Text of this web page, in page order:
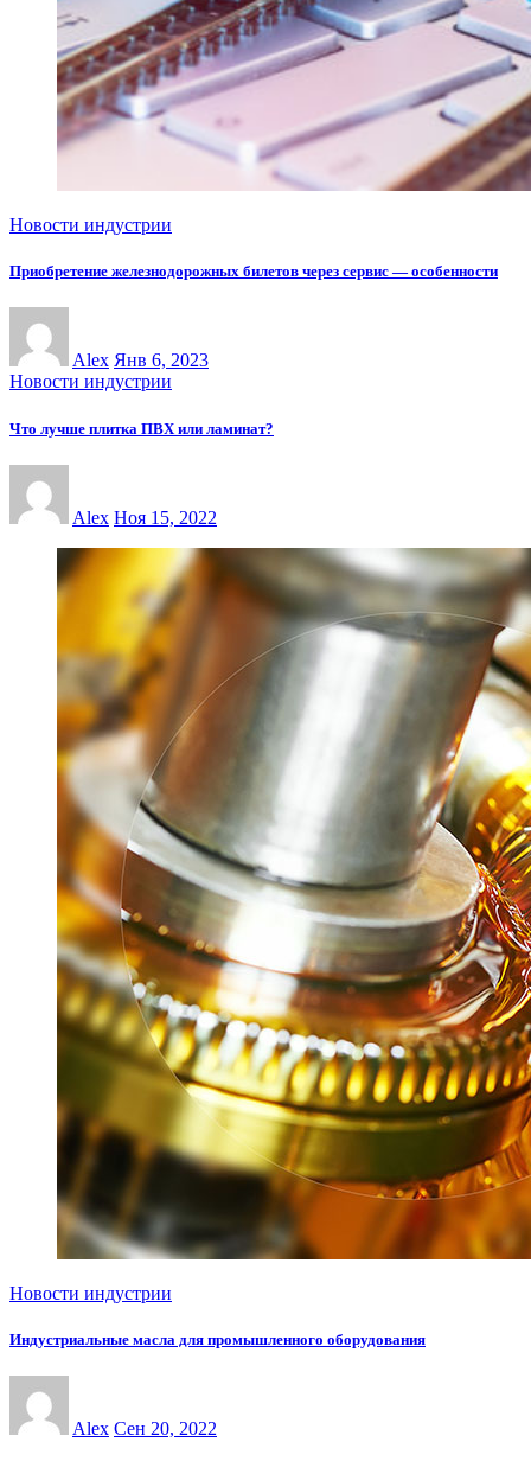
Новости индустрии
Приобретение железнодорожных билетов через сервис — особенности
Alex Янв 6, 2023
Новости индустрии
Что лучше плитка ПВХ или ламинат?
Alex Ноя 15, 2022
Новости индустрии
Индустриальные масла для промышленного оборудования
Alex Сен 20, 2022